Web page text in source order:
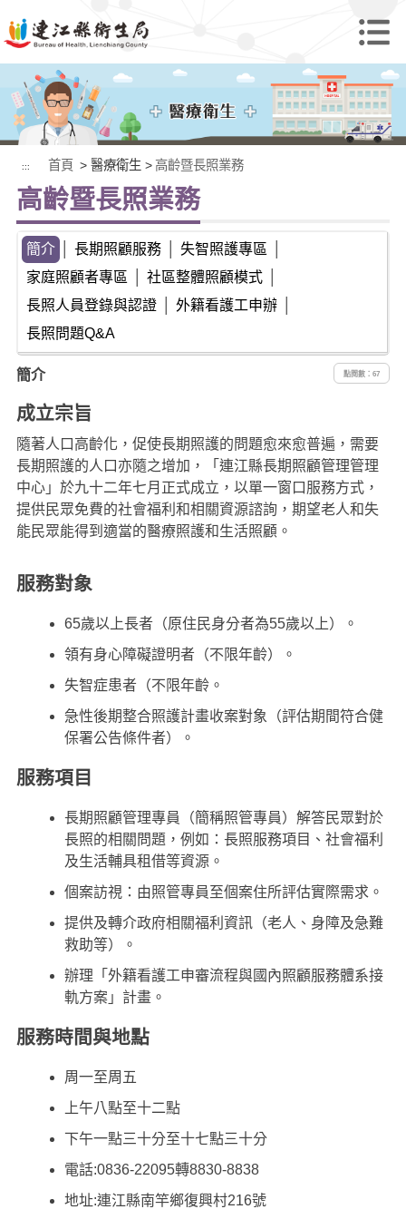
::: 首頁 > 醫療衛生 > 高齡暨長照業務
高齡暨長照業務
簡介 長期照顧服務 失智照護專區
家庭照顧者專區
社區整體照顧模式
長照人員登錄與認證
外籍看護工申辦
長照問題Q&A
簡介 點閱數：67
成立宗旨
隨著人口高齡化，促使長期照護的問題愈來愈普遍，需要
長期照護的人口亦隨之增加，「連江縣長期照顧管理管理
中心」於九十二年七月正式成立，以單一窗口服務方式，
提供民眾免費的社會福利和相關資源諮詢，期望老人和失
能民眾能得到適當的醫療照護和生活照顧。
服務對象
65歲以上長者（原住民身分者為55歲以上）。
領有身心障礙證明者（不限年齡）。
失智症患者（不限年齡。
急性後期整合照護計畫收案對象（評估期間符合健
保署公告條件者）。
服務項目
長期照顧管理專員（簡稱照管專員）解答民眾對於
長照的相關問題，例如：長照服務項目、社會福利
及生活輔具租借等資源。
個案訪視：由照管專員至個案住所評估實際需求。
提供及轉介政府相關福利資訊（老人、身障及急難
救助等）。
辦理「外籍看護工申審流程與國內照顧服務體系接
軌方案」計畫。
服務時間與地點
周一至周五
上午八點至十二點
下午一點三十分至十七點三十分
電話:0836-22095轉8830-8838
地址:連江縣南竿鄉復興村216號